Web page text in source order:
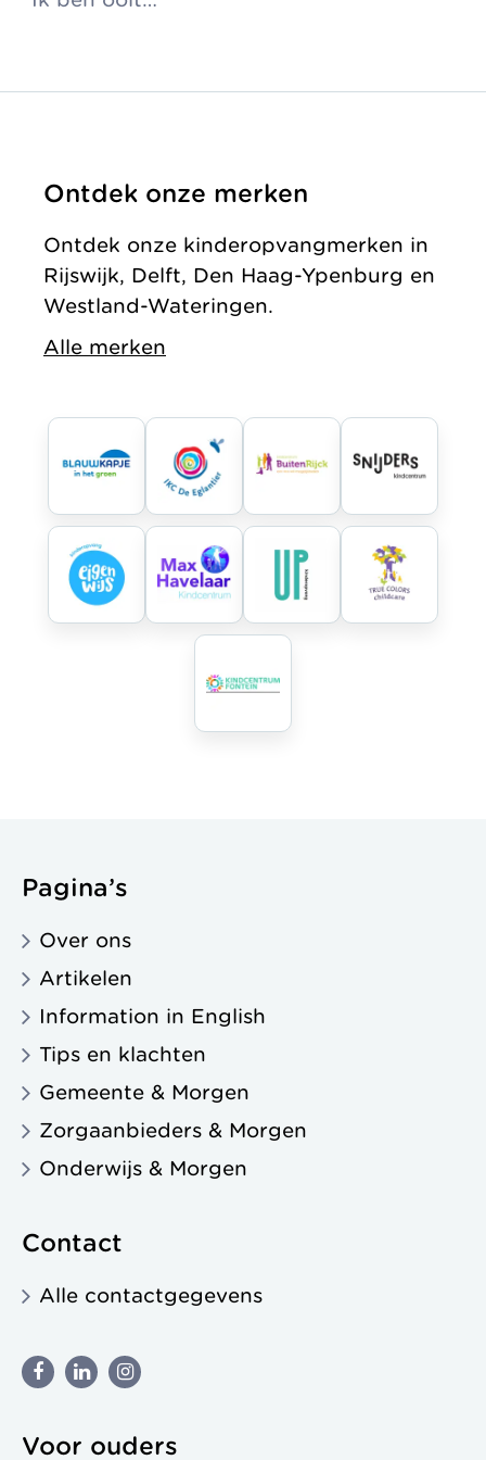
Ontdek onze merken
Ontdek onze kinderopvangmerken in
Rijswijk, Delft, Den Haag-Ypenburg en
Westland-Wateringen.
Alle merken
Pagina’s
Over ons
Artikelen
Information in English
Tips en klachten
Gemeente & Morgen
Zorgaanbieders & Morgen
Onderwijs & Morgen
Contact
Alle contactgegevens
Voor ouders